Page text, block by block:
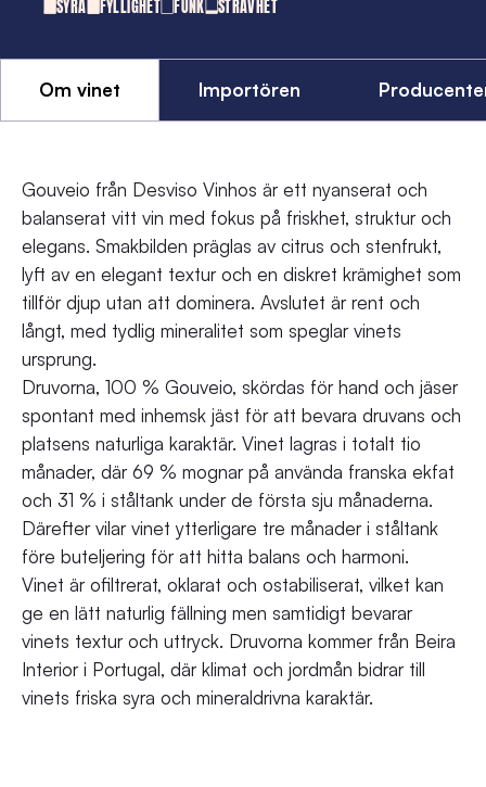
SYRA FYLLIGHET FUNK STRÄVHET
Om vinet Importören
Gouveio från Desviso Vinhos är ett nyanserat och
balanserat vitt vin med fokus på friskhet, struktur och
elegans. Smakbilden präglas av citrus och stenfrukt,
lyft av en elegant textur och en diskret krämighet som
tillför djup utan att dominera. Avslutet är rent och
långt, med tydlig mineralitet som speglar vinets
ursprung.
Druvorna, 100 % Gouveio, skördas för hand och jäser
spontant med inhemsk jäst för att bevara druvans och
platsens naturliga karaktär. Vinet lagras i totalt tio
månader, där 69 % mognar på använda franska ekfat
och 31 % i ståltank under de första sju månaderna.
Därefter vilar vinet ytterligare tre månader i ståltank
före buteljering för att hitta balans och harmoni.
Vinet är ofiltrerat, oklarat och ostabiliserat, vilket kan
ge en lätt naturlig fällning men samtidigt bevarar
vinets textur och uttryck. Druvorna kommer från Beira
Interior i Portugal, där klimat och jordmån bidrar till
vinets friska syra och mineraldrivna karaktär.